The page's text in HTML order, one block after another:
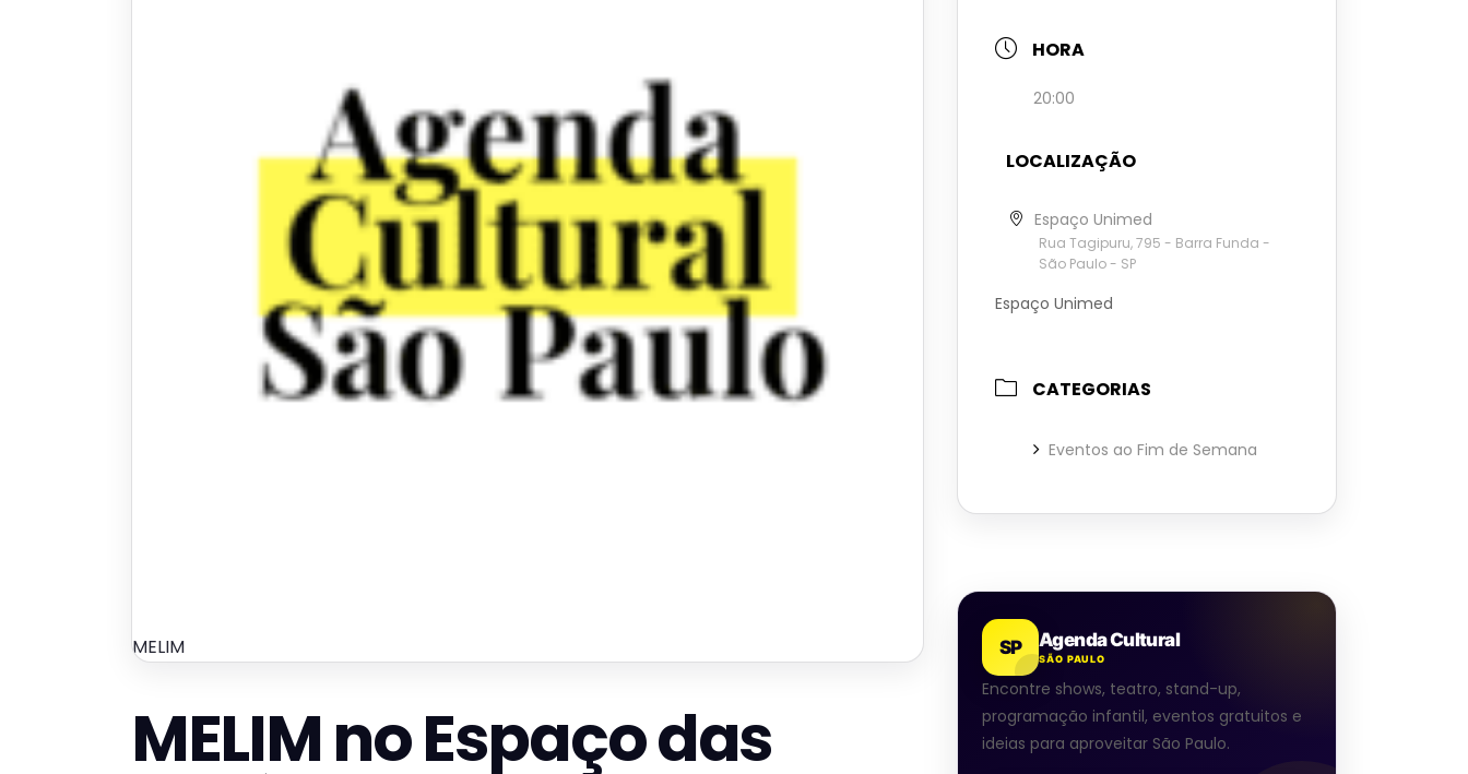
MELIM
MELIM no Espaço das
HORA
20:00
LOCALIZAÇÃO
Espaço Unimed
Rua Tagipuru, 795 - Barra Funda -
São Paulo - SP
Espaço Unimed
CATEGORIAS
Eventos ao Fim de Semana
SP Agenda Cultural
SÃO PAULO
Encontre shows, teatro, stand-up,
programação infantil, eventos gratuitos e
ideias para aproveitar São Paulo.